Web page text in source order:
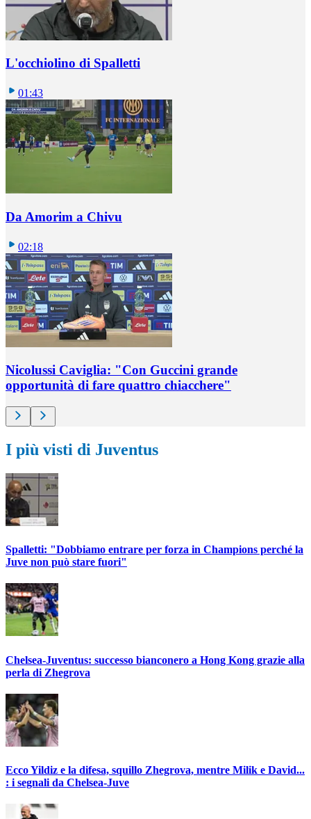
L'occhiolino di Spalletti
01:43
Da Amorim a Chivu
02:18
Nicolussi Caviglia: "Con Guccini grande
opportunità di fare quattro chiacchere"
I più visti di Juventus
Spalletti: "Dobbiamo entrare per forza in Champions perché la
Juve non può stare fuori"
Chelsea-Juventus: successo bianconero a Hong Kong grazie alla
perla di Zhegrova
Ecco Yildiz e la difesa, squillo Zhegrova, mentre Milik e David...
: i segnali da Chelsea-Juve